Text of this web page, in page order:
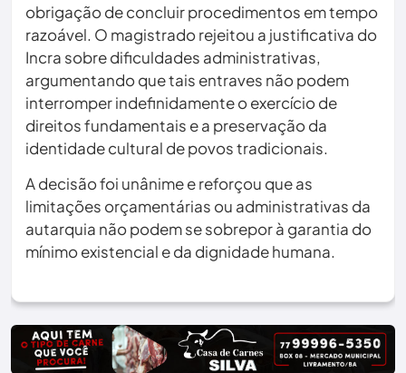
obrigação de concluir procedimentos em tempo
razoável. O magistrado rejeitou a justificativa do
Incra sobre dificuldades administrativas,
argumentando que tais entraves não podem
interromper indefinidamente o exercício de
direitos fundamentais e a preservação da
identidade cultural de povos tradicionais.
A decisão foi unânime e reforçou que as
limitações orçamentárias ou administrativas da
autarquia não podem se sobrepor à garantia do
mínimo existencial e da dignidade humana.